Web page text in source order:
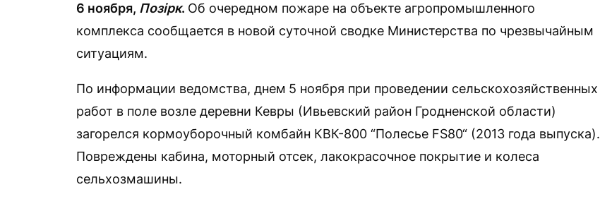
6 ноября, Позірк. Об очередном пожаре на объекте агропромышленного
комплекса сообщается в новой суточной сводке Министерства по чрезвычайным
ситуациям.
По информации ведомства, днем 5 ноября при проведении сельскохозяйственных
работ в поле возле деревни Кевры (Ивьевский район Гродненской области)
загорелся кормоуборочный комбайн КВК-800 “Полесье FS80“ (2013 года выпуска).
Повреждены кабина, моторный отсек, лакокрасочное покрытие и колеса
сельхозмашины.